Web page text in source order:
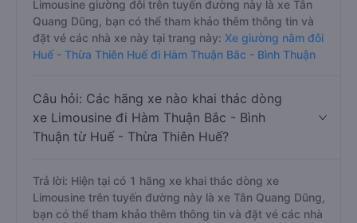
Limousine giường đôi trên tuyến đường này là xe Tân
Quang Dũng, bạn có thể tham khảo thêm thông tin và
đặt vé các nhà xe này tại trang này: Xe giường nằm đôi
Huế - Thừa Thiên Huế đi Hàm Thuận Bắc - Bình Thuận
Câu hỏi: Các hãng xe nào khai thác dòng
xe Limousine đi Hàm Thuận Bắc - Bình
Thuận từ Huế - Thừa Thiên Huế?
Trả lời: Hiện tại có 1 hãng xe khai thác dòng xe
Limousine trên tuyến đường này là xe Tân Quang Dũng,
bạn có thể tham khảo thêm thông tin và đặt vé các nhà